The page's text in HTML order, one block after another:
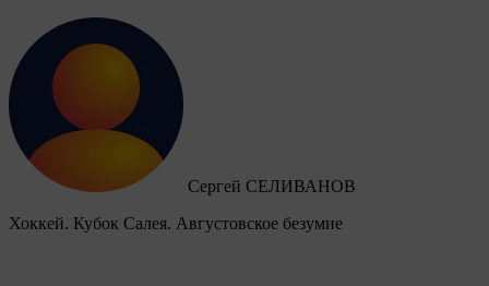
Сергей СЕЛИВАНОВ
Хоккей. Кубок Салея. Августовское безумие